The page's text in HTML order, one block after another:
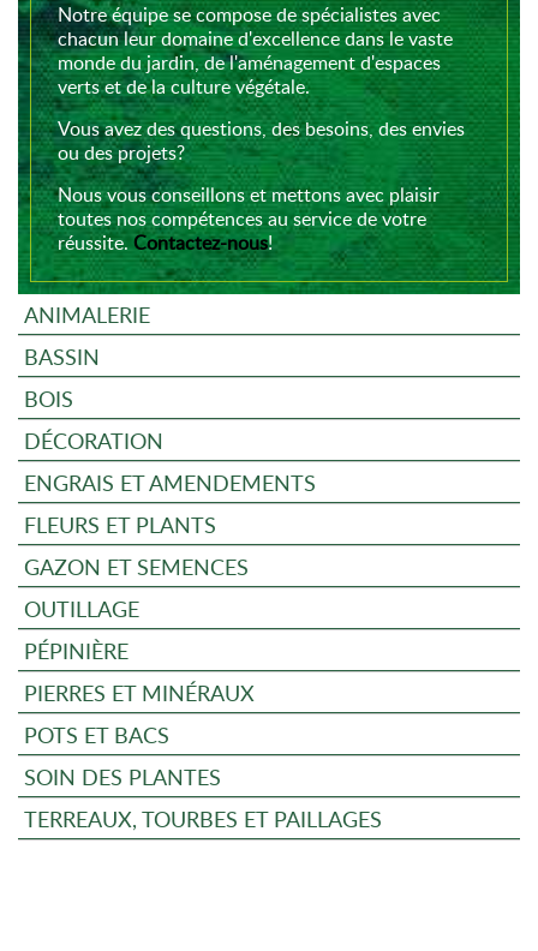
Notre équipe se compose de spécialistes avec
chacun leur domaine d'excellence dans le vaste
monde du jardin, de l'aménagement d'espaces
verts et de la culture végétale.
Vous avez des questions, des besoins, des envies
ou des projets?
Nous vous conseillons et mettons avec plaisir
toutes nos compétences au service de votre
réussite.Contactez-nous!
ANIMALERIE
BASSIN
BOIS
DÉCORATION
ENGRAIS ET AMENDEMENTS
FLEURS ET PLANTS
GAZON ET SEMENCES
OUTILLAGE
PÉPINIÈRE
PIERRES ET MINÉRAUX
POTS ET BACS
SOIN DES PLANTES
TERREAUX, TOURBES ET PAILLAGES